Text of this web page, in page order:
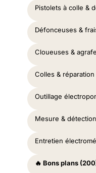
Pistolets à colle &
Défonceuses &
Cloueuses &
Colles & réparation
Outillage
Mesure & détection
Entretien
🔥 Bons plans